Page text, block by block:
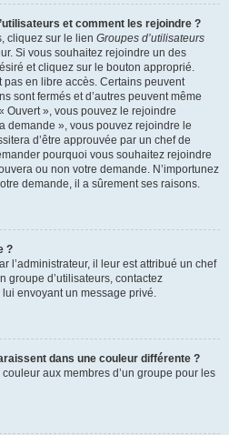
et comment les rejoindre ?
cliquez sur le lien Groupes d’utilisateurs
Si vous souhaitez rejoindre un des
et cliquez sur le bouton approprié.
en libre accès. Certains peuvent
sont fermés et d’autres peuvent même
Ouvert », vous pouvez le rejoindre
demande », vous pouvez rejoindre le
d’être approuvée par un chef de
pourquoi vous souhaitez rejoindre
ou non votre demande. N’importunez
demande, il a sûrement ses raisons.
?
l’administrateur, il leur est attribué un chef
groupe d’utilisateurs, contactez
envoyant un message privé.
dans une couleur différente ?
aux membres d’un groupe pour les